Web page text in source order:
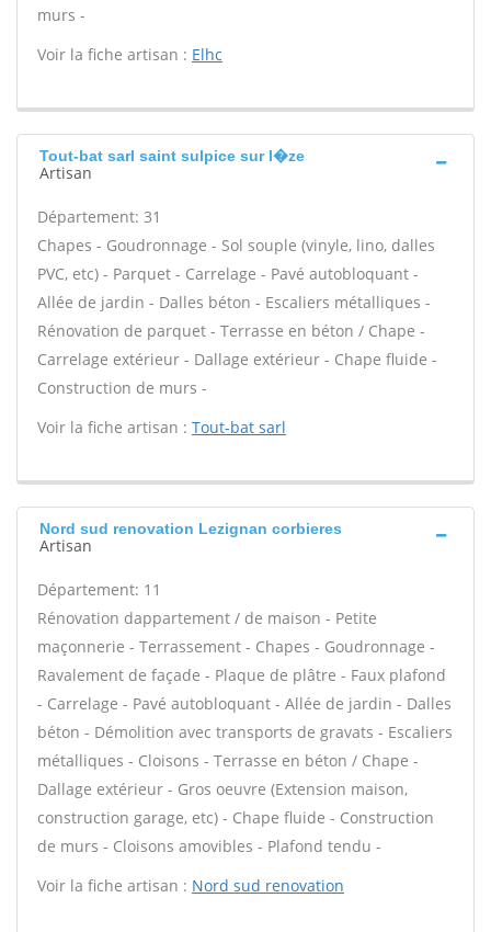
murs -
Voir la fiche artisan : Elhc
Tout-bat sarl saint sulpice sur l�ze
Artisan
Département: 31
Chapes - Goudronnage - Sol souple (vinyle, lino, dalles
PVC, etc) - Parquet - Carrelage - Pavé autobloquant -
Allée de jardin - Dalles béton - Escaliers métalliques -
Rénovation de parquet - Terrasse en béton / Chape -
Carrelage extérieur - Dallage extérieur - Chape fluide -
Construction de murs -
Voir la fiche artisan : Tout-bat sarl
Nord sud renovation Lezignan corbieres
Artisan
Département: 11
Rénovation dappartement / de maison - Petite
maçonnerie - Terrassement - Chapes - Goudronnage -
Ravalement de façade - Plaque de plâtre - Faux plafond
- Carrelage - Pavé autobloquant - Allée de jardin - Dalles
béton - Démolition avec transports de gravats - Escaliers
métalliques - Cloisons - Terrasse en béton / Chape -
Dallage extérieur - Gros oeuvre (Extension maison,
construction garage, etc) - Chape fluide - Construction
de murs - Cloisons amovibles - Plafond tendu -
Voir la fiche artisan : Nord sud renovation